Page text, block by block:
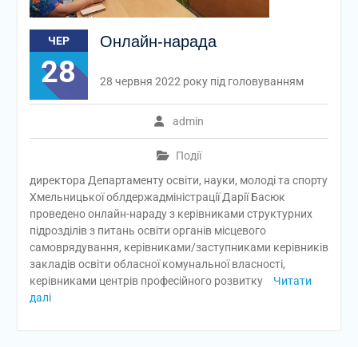
ЧЕР
28
Онлайн-нарада
admin
Події
28 червня 2022 року під головуванням
директора Департаменту освіти, науки, молоді та спорту
Хмельницької облдержадміністрації Дарії Басюк
проведено онлайн-нараду з керівниками структурних
підрозділів з питань освіти органів місцевого
самоврядування, керівниками/заступниками керівників
закладів освіти обласної комунальної власності,
керівниками центрів професійного розвитку
Читати
далі